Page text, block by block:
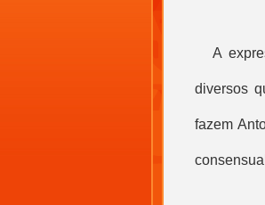
A
diversos
fazem